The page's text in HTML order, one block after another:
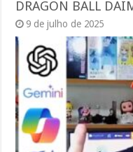
DRAGON BALL
9 de julho de 2025